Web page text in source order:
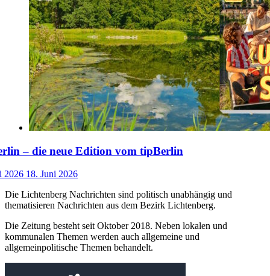
– die neue Edition vom tipBerlin
2026 18. Juni 2026
Die Lichtenberg Nachrichten sind politisch unabhängig und
thematisieren Nachrichten aus dem Bezirk Lichtenberg.
Die Zeitung besteht seit Oktober 2018. Neben lokalen und
kommunalen Themen werden auch allgemeine und
allgemeinpolitische Themen behandelt.